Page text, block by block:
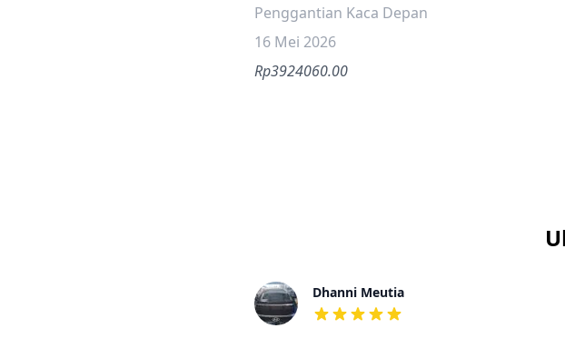
Penggantian Kaca Depan
16 Mei 2026
Rp3924060.00
Dhanni Meutia
dari ulasan adalah bintang lima